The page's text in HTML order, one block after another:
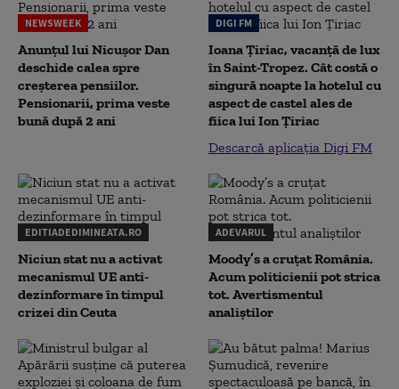
NEWSWEEK
Anunțul lui Nicușor Dan
deschide calea spre
creșterea pensiilor.
Pensionarii, prima veste
bună după 2 ani
DIGI FM
Ioana Țiriac, vacanță de lux
în Saint-Tropez. Cât costă o
singură noapte la hotelul cu
aspect de castel ales de
fiica lui Ion Țiriac
Descarcă aplicația Digi FM
EDITIADEDIMINEATA.RO
Niciun stat nu a activat
mecanismul UE anti-
dezinformare în timpul
crizei din Ceuta
ADEVARUL
Moody’s a cruțat România.
Acum politicienii pot strica
tot. Avertismentul
analiștilor